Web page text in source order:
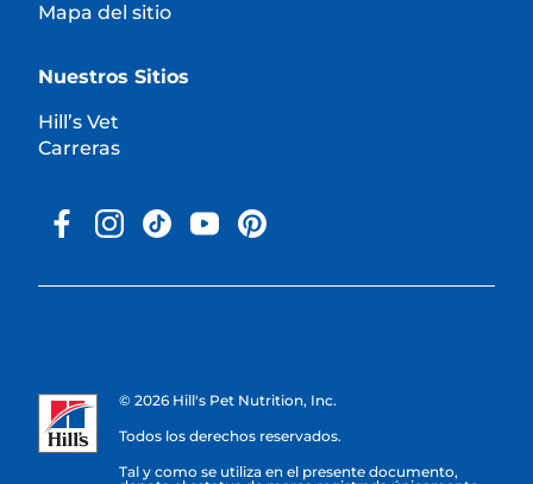
Mapa del sitio
Nuestros Sitios
Hill’s Vet
Carreras
© 2026 Hill's Pet Nutrition, Inc.
Todos los derechos reservados.
Tal y como se utiliza en el presente documento,